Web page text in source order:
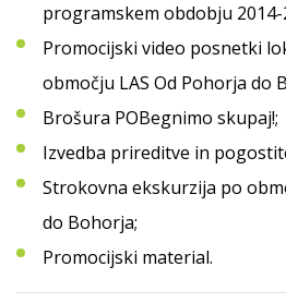
programskem obdobju 2014-
Promocijski video posnetki
območju LAS Od Pohorja do
Brošura POBegnimo skupaj!;
Izvedba prireditve in
Strokovna ekskurzija po
do Bohorja;
Promocijski material.